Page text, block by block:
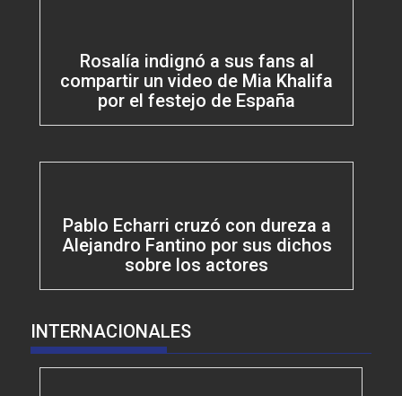
Rosalía indignó a sus fans al
compartir un video de Mia Khalifa
por el festejo de España
Pablo Echarri cruzó con dureza a
Alejandro Fantino por sus dichos
sobre los actores
INTERNACIONALES